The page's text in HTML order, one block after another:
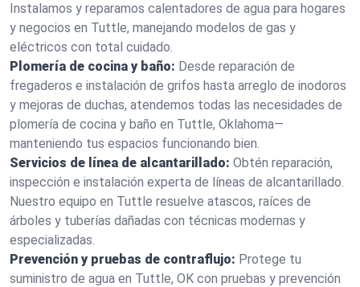
Instalamos y reparamos calentadores de agua para hogares
y negocios en Tuttle, manejando modelos de gas y
eléctricos con total cuidado.
Plomería de cocina y baño: Desde reparación de
fregaderos e instalación de grifos hasta arreglo de inodoros
y mejoras de duchas, atendemos todas las necesidades de
plomería de cocina y baño en Tuttle, Oklahoma—
manteniendo tus espacios funcionando bien.
Servicios de línea de alcantarillado: Obtén reparación,
inspección e instalación experta de líneas de alcantarillado.
Nuestro equipo en Tuttle resuelve atascos, raíces de
árboles y tuberías dañadas con técnicas modernas y
especializadas.
Prevención y pruebas de contraflujo: Protege tu
suministro de agua en Tuttle, OK con pruebas y prevención